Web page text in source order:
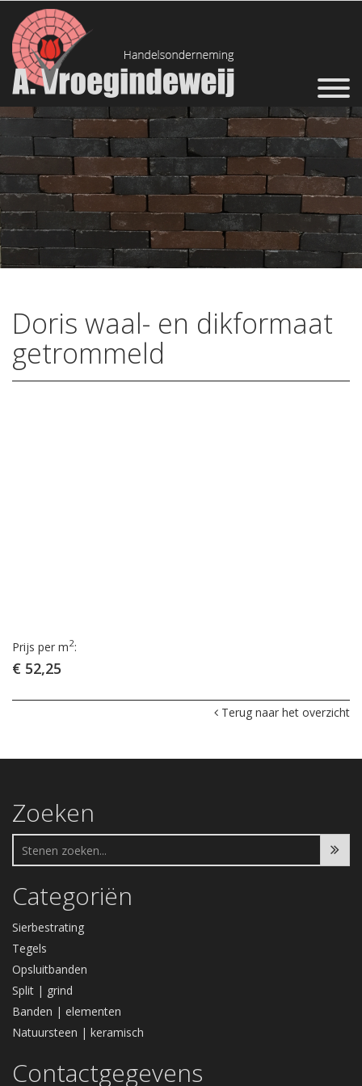
Doris waal- en dikformaat
getrommeld
Prijs per m2:
€ 52,25
Terug naar het overzicht
Zoeken
Categoriën
Sierbestrating
Tegels
Opsluitbanden
Split | grind
Banden | elementen
Natuursteen | keramisch
Contactgegevens